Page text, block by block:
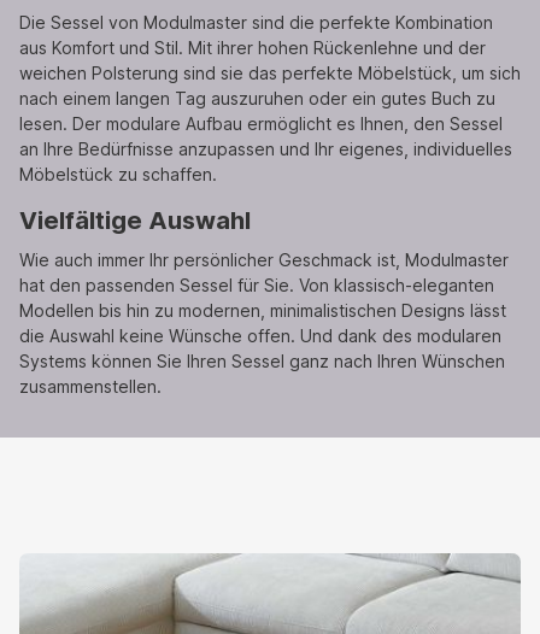
Die Sessel von Modulmaster sind die perfekte Kombination
aus Komfort und Stil. Mit ihrer hohen Rückenlehne und der
weichen Polsterung sind sie das perfekte Möbelstück, um sich
nach einem langen Tag auszuruhen oder ein gutes Buch zu
lesen. Der modulare Aufbau ermöglicht es Ihnen, den Sessel
an Ihre Bedürfnisse anzupassen und Ihr eigenes, individuelles
Möbelstück zu schaffen.
Vielfältige Auswahl
Wie auch immer Ihr persönlicher Geschmack ist, Modulmaster
hat den passenden Sessel für Sie. Von klassisch-eleganten
Modellen bis hin zu modernen, minimalistischen Designs lässt
die Auswahl keine Wünsche offen. Und dank des modularen
Systems können Sie Ihren Sessel ganz nach Ihren Wünschen
zusammenstellen.